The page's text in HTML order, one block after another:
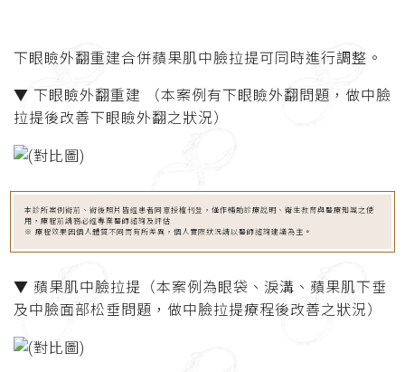
下眼瞼外翻重建合併蘋果肌中臉拉提可同時進行調整。
▼ 下眼瞼外翻重建 （本案例有下眼瞼外翻問題，做中臉
拉提後改善下眼瞼外翻之狀況）
本診所案例術前、術後照片皆經患者同意授權刊登，僅作輔助診療說明、衛生教育與醫療知識之使
用，療程前請務必經專業醫師諮詢及評估
※ 療程效果因個人體質不同而有所差異，個人實際狀況請以醫師諮詢建議為主。
▼ 蘋果肌中臉拉提（本案例為眼袋、淚溝、蘋果肌下垂
及中臉面部松垂問題，做中臉拉提療程後改善之狀況）